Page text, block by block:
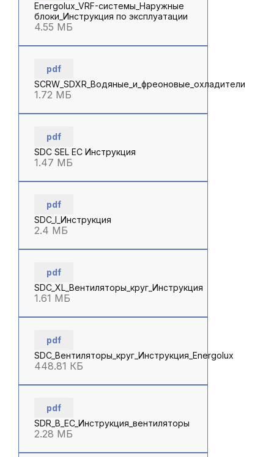
Energolux_VRF-системы_Наружные
блоки_Инструкция по эксплуатации
4.55 МБ
pdf
SCRW_SDXR_Водяные_и_фреоновые_охладители
1.72 МБ
pdf
SDC SEL EC Инструкция
1.47 МБ
pdf
SDC_I_Инструкция
2.4 МБ
pdf
SDC_XL_Вентиляторы_круг_Инструкция
1.61 МБ
pdf
SDC_Вентиляторы_круг_Инструкция_Energolux
448.81 КБ
pdf
SDR_B_EC_Инструкция_вентиляторы
2.28 МБ